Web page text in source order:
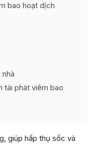
bao hoạt dịch
tái phát viêm bao
giúp hấp thụ sốc và